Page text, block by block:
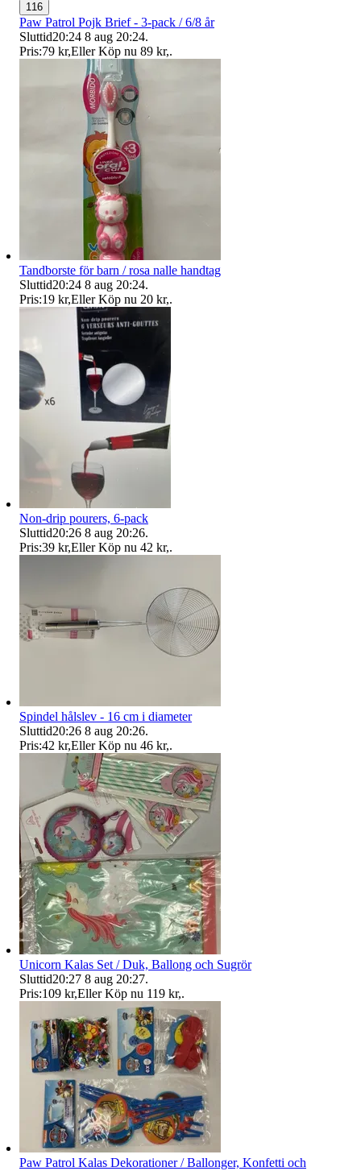
116
Paw Patrol Pojk Brief - 3-pack / 6/8 år
Sluttid20:24 8 aug 20:24.
Pris:79 kr,Eller Köp nu 89 kr,.
Tandborste för barn / rosa nalle handtag
Sluttid20:24 8 aug 20:24.
Pris:19 kr,Eller Köp nu 20 kr,.
Non-drip pourers, 6-pack
Sluttid20:26 8 aug 20:26.
Pris:39 kr,Eller Köp nu 42 kr,.
Spindel hålslev - 16 cm i diameter
Sluttid20:26 8 aug 20:26.
Pris:42 kr,Eller Köp nu 46 kr,.
Unicorn Kalas Set / Duk, Ballong och Sugrör
Sluttid20:27 8 aug 20:27.
Pris:109 kr,Eller Köp nu 119 kr,.
Paw Patrol Kalas Dekorationer / Ballonger, Konfetti och